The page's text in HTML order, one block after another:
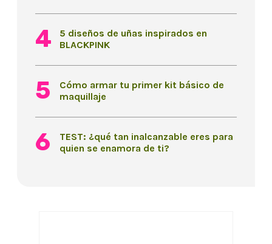
5 diseños de uñas inspirados en
BLACKPINK
Cómo armar tu primer kit básico de
maquillaje
TEST: ¿qué tan inalcanzable eres para
quien se enamora de ti?